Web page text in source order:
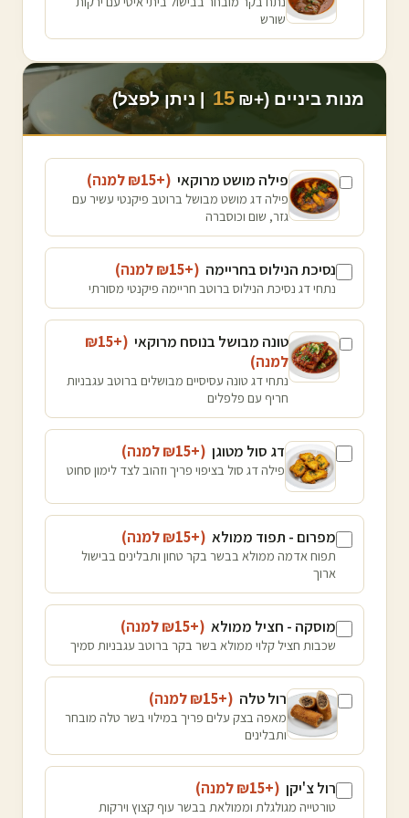
שורש
מנות ביניים (+₪ 15 | ניתן לפצל)
פילה מושט מרוקאי (+₪
15 למנה)
פילה דג מושט מבושל ברוטב פיקנטי עשיר עם
גזר, שום וכוסברה
נסיכת הנילוס בחריימה (+₪
15 למנה)
נתחי דג נסיכת הנילוס ברוטב חריימה פיקנטי מסורתי
טונה מבושל בנוסח מרוקאי (+₪
15
למנה)
נתחי דג טונה עסיסיים מבושלים ברוטב עגבניות
חריף עם פלפלים
דג סול מטוגן (+₪
15 למנה)
פילה דג סול בציפוי פריך וזהוב לצד לימון סחוט
מפרום - תפוד ממולא (+₪
15 למנה)
תפוח אדמה ממולא בבשר בקר טחון ותבלינים בבישול
ארוך
מוסקה - חציל ממולא (+₪
15 למנה)
שכבות חציל קלוי ממולא בשר בקר ברוטב עגבניות סמיך
רול טלה (+₪
15 למנה)
מאפה בצק עלים פריך במילוי בשר טלה מובחר
ותבלינים
רול צ'יקן (+₪
15 למנה)
טורטייה מגולגלת וממולאת בבשר עוף קצוץ וירקות